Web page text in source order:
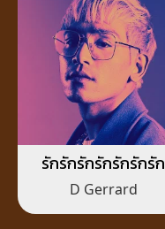
รักรักรักรักรักรักรัก
(Talk Less)
D Gerrard